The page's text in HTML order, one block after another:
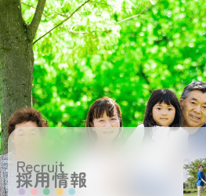
Recruit
採用情報